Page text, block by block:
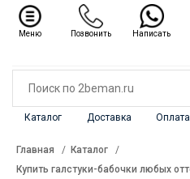
Каталог Доставка Оплата
Каталог ✖
Главная
Каталог
Купить галстуки-бабочки любых
Меню Позвонить Написать